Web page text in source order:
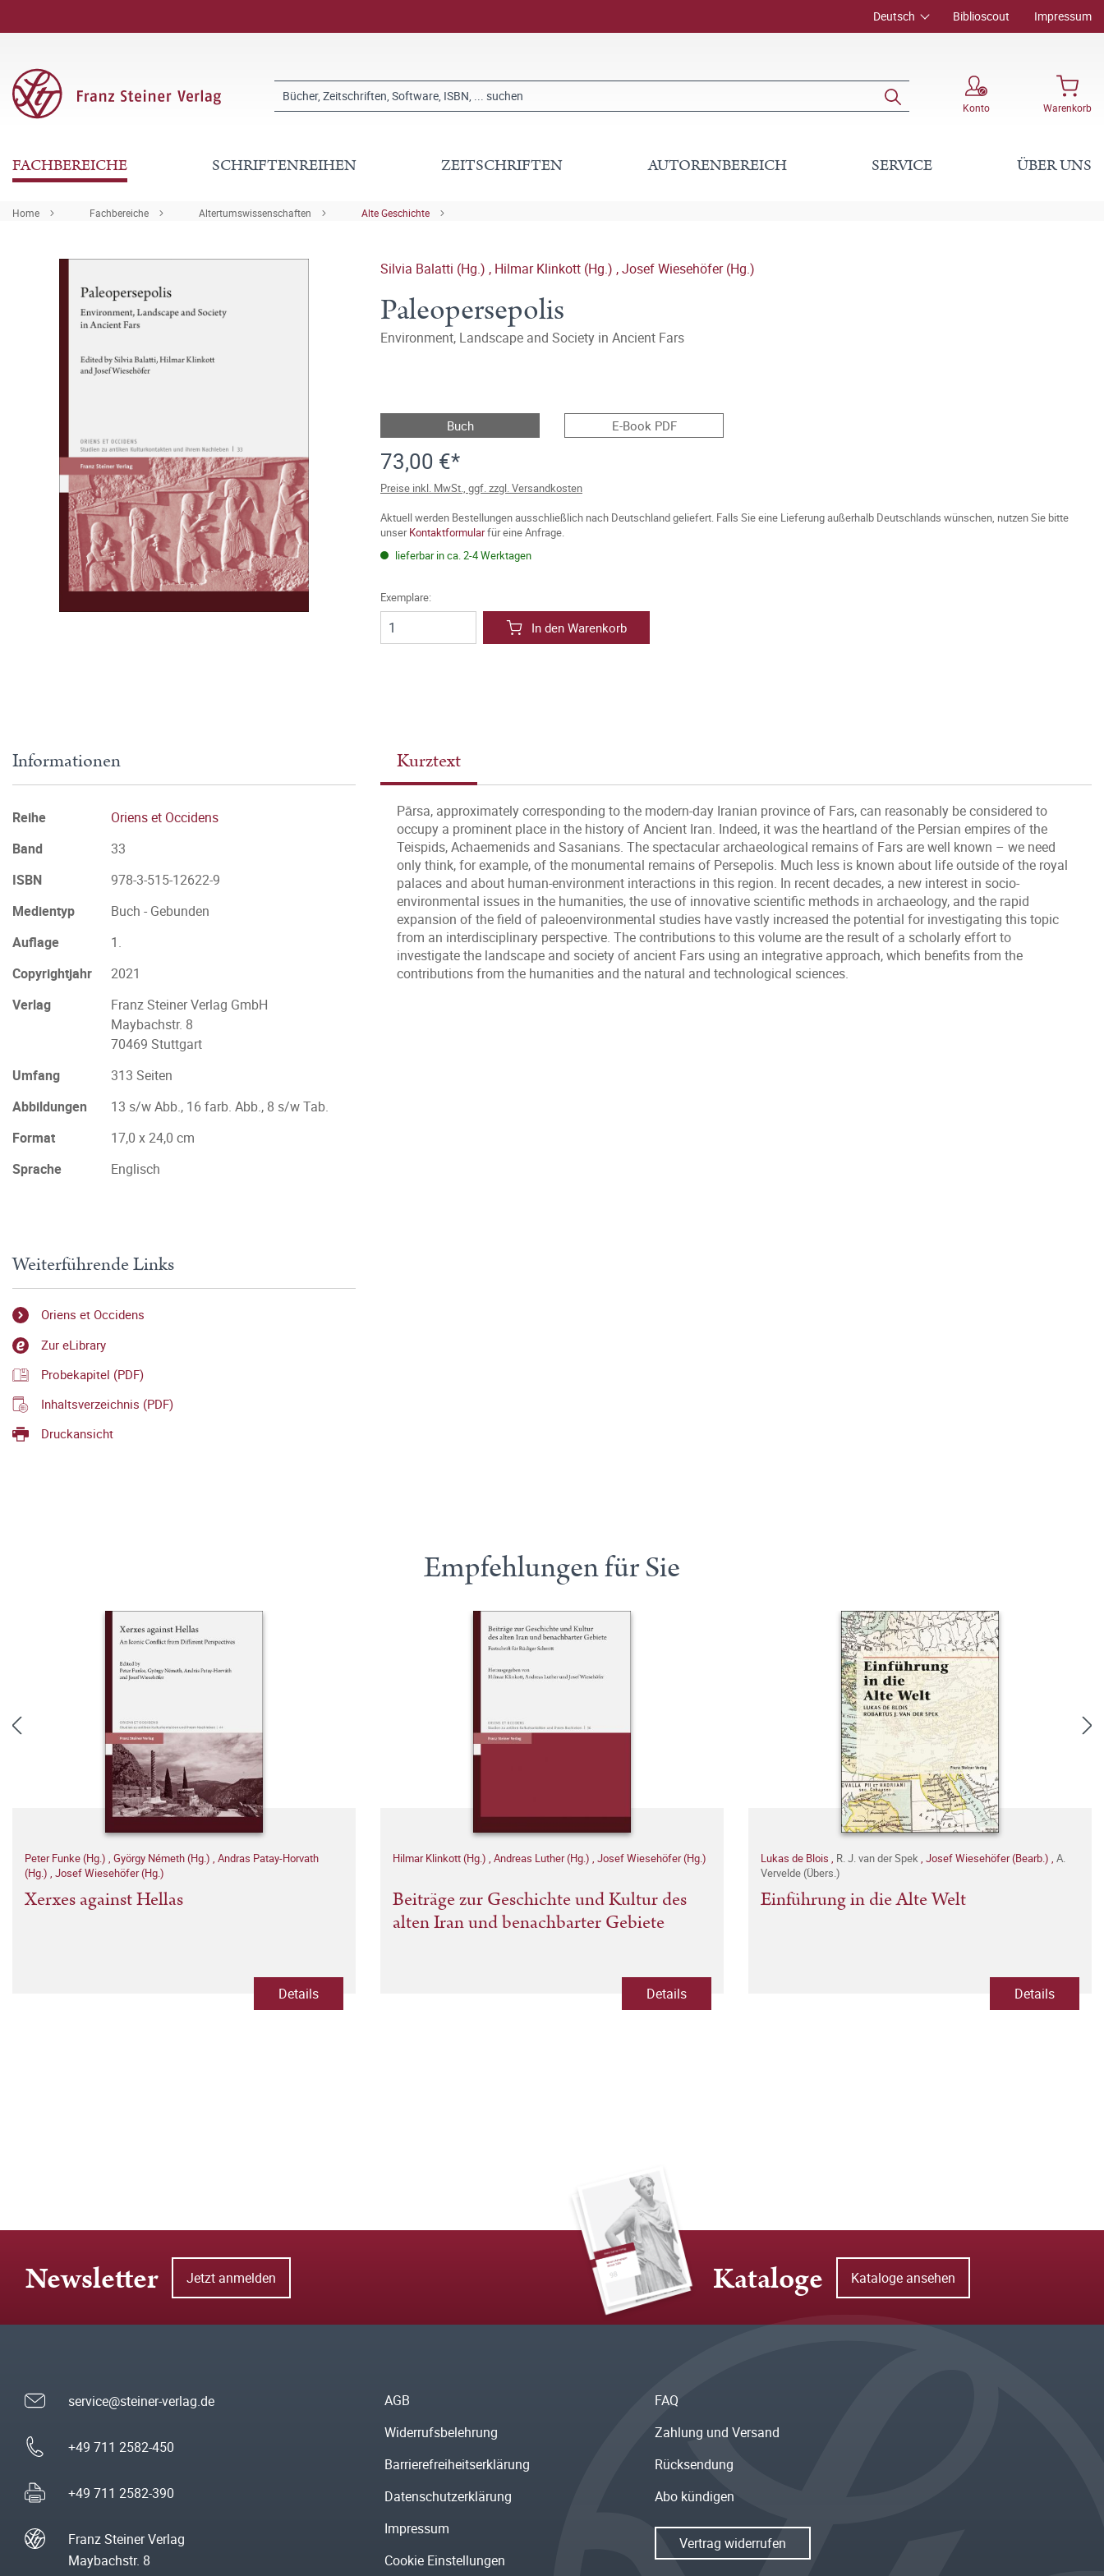
Deutsch Biblioscout Impressum
Konto Warenkorb
FACHBEREICHE SCHRIFTENREIHEN ZEITSCHRIFTEN AUTORENBEREICH SERVICE ÜBER UNS
Home Fachbereiche Altertumswissenschaften Alte Geschichte
Silvia Balatti (Hg.) , Hilmar Klinkott (Hg.) ,Josef Wiesehöfer (Hg.)
Paleopersepolis
Environment, Landscape and Society in Ancient Fars
Buch E-Book PDF
73,00 €*
Preise inkl. MwSt., ggf. zzgl. Versandkosten
Aktuell werden Bestellungen ausschließlich nach Deutschland geliefert. Falls Sie eine Lieferung außerhalb Deutschlands wünschen, nutzen Sie bitte
unserKontaktformularfür eine Anfrage.
lieferbar in ca. 2-4 Werktagen
Exemplare:
In den Warenkorb
Kurztext
Pārsa, approximately corresponding to the modern-day Iranian province of Fars, can reasonably be considered to
occupy a prominent place in the history of Ancient Iran. Indeed, it was the heartland of the Persian empires of the
Teispids, Achaemenids and Sasanians. The spectacular archaeological remains of Fars are well known – we need
only think, for example, of the monumental remains of Persepolis. Much less is known about life outside of the royal
palaces and about human-environment interactions in this region. In recent decades, a new interest in socio-
environmental issues in the humanities, the use of innovative scientific methods in archaeology, and the rapid
expansion of the field of paleoenvironmental studies have vastly increased the potential for investigating this topic
from an interdisciplinary perspective. The contributions to this volume are the result of a scholarly effort to
investigate the landscape and society of ancient Fars using an integrative approach, which benefits from the
contributions from the humanities and the natural and technological sciences.
Informationen
Reihe
Oriens et Occidens
Band
33
ISBN
978-3-515-12622-9
Medientyp
Buch - Gebunden
Auflage
1.
Copyrightjahr
2021
Verlag
Franz Steiner Verlag GmbH
Maybachstr. 8
70469 Stuttgart
Umfang
313 Seiten
Abbildungen
13 s/w Abb., 16 farb. Abb., 8 s/w Tab.
Format
17,0 x 24,0 cm
Sprache
Englisch
Weiterführende Links
Oriens et Occidens
Zur eLibrary
Probekapitel (PDF)
Inhaltsverzeichnis (PDF)
Druckansicht
Empfehlungen für Sie
Peter Funke (Hg.) , György Németh (Hg.) , Andras Patay-Horvath
(Hg.) , Josef Wiesehöfer (Hg.)
Xerxes against Hellas
Details
Hilmar Klinkott (Hg.) , Andreas Luther (Hg.) , Josef Wiesehöfer (Hg.)
Beiträge zur Geschichte und Kultur des
alten Iran und benachbarter Gebiete
Details
Lukas de Blois , R. J. van der Spek, Josef Wiesehöfer (Bearb.) , A.
Vervelde (Übers.)
Einführung in die Alte Welt
Details
Newsletter Jetzt anmelden Kataloge Kataloge ansehen
service@steiner-verlag.de
+49 711 2582-450
+49 711 2582-390
Franz Steiner Verlag
Maybachstr. 8
AGB
Widerrufsbelehrung
Barrierefreiheitserklärung
Datenschutzerklärung
Impressum
Cookie Einstellungen
FAQ
Zahlung und Versand
Rücksendung
Abo kündigen
Vertrag widerrufen